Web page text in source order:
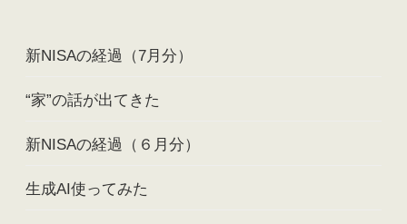
新NISAの経過（7月分）
“家”の話が出てきた
新NISAの経過（６月分）
生成AI使ってみた